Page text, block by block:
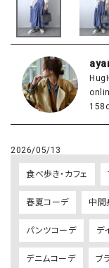
2026/05/13
食べ歩き・カフェ
春夏コーデ 中
パンツコーデ デ
デニムコーデ ブ